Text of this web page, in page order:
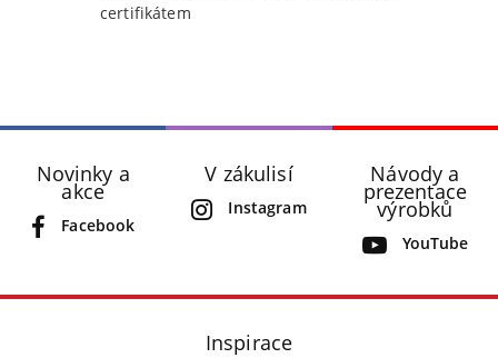
certifikátem
Novinky a
akce
Facebook
V zákulisí
Instagram
Návody a
prezentace
výrobků
YouTube
Inspirace